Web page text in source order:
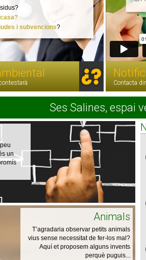
i subvencions?
Contacta
Ses Salines, espai
un
Animals
T’agradaria observar petits animals
vius sense necessitat de fer-los mal?
Aquí et proposem alguns invents
perquè puguis...